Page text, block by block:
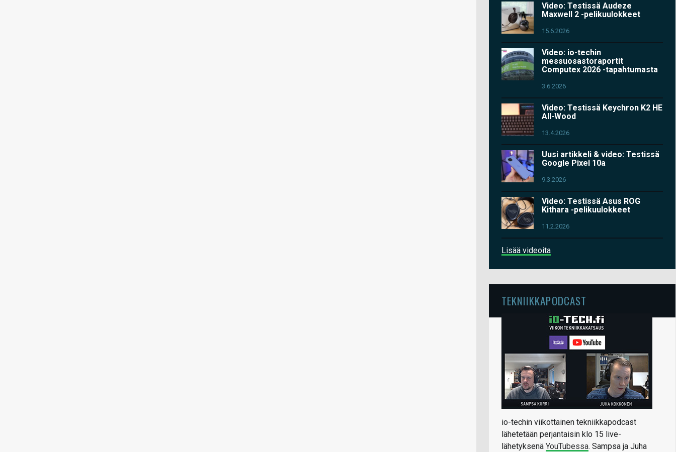
Video: Testissä Audeze
Maxwell 2 -pelikuulokkeet
15.6.2026
Video: io-techin
messuosastoraportit
Computex 2026 -tapahtumasta
3.6.2026
Video: Testissä Keychron K2 HE
All-Wood
13.4.2026
Uusi artikkeli & video: Testissä
Google Pixel 10a
9.3.2026
Video: Testissä Asus ROG
Kithara -pelikuulokkeet
11.2.2026
Lisää videoita
TEKNIIKKAPODCAST
io-techin viikottainen tekniikkapodcast
lähetetään perjantaisin klo 15 live-
lähetyksenä YouTubessa. Sampsa ja Juha